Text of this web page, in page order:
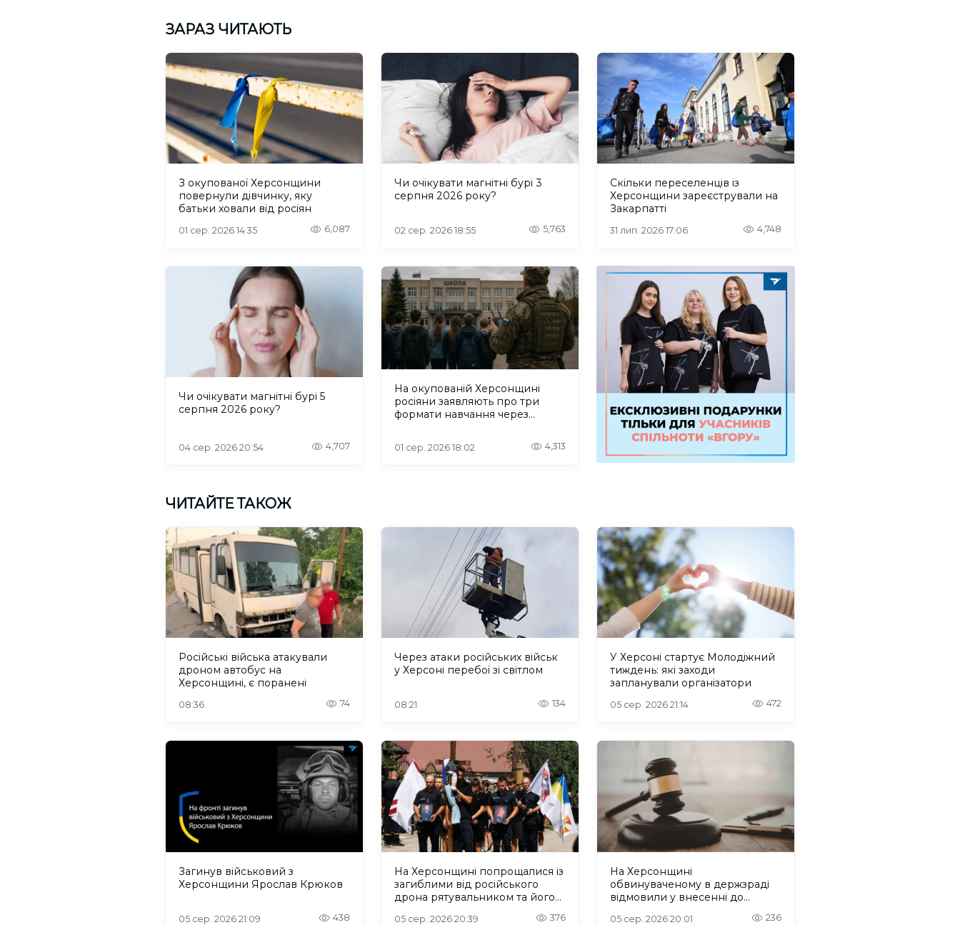
ЗАРАЗ ЧИТАЮТЬ
З окупованої Херсонщини
повернули дівчинку, яку
батьки ховали від росіян
01 сер. 2026 14:35 6,087
Чи очікувати магнітні бурі 3
серпня 2026 року?
02 сер. 2026 18:55 5,763
Скільки переселенців із
Херсонщини зареєстрували на
Закарпатті
31 лип. 2026 17:06 4,748
Чи очікувати магнітні бурі 5
серпня 2026 року?
04 сер. 2026 20:54 4,707
На окупованій Херсонщині
росіяни заявляють про три
формати навчання через
01 сер. 2026 18:02 4,313
ЧИТАЙТЕ ТАКОЖ
Російські війська атакували
дроном автобус на
Херсонщині, є поранені
08:36 74
Через атаки російських військ
у Херсоні перебої зі світлом
08:21 134
У Херсоні стартує Молодіжний
тиждень: які заходи
запланували організатори
05 сер. 2026 21:14 472
Загинув військовий з
Херсонщини Ярослав Крюков
05 сер. 2026 21:09 438
На Херсонщині попрощалися із
загиблими від російського
дрона рятувальником та його
05 сер. 2026 20:39 376
На Херсонщині
обвинуваченому в держзраді
відмовили у внесенні до
05 сер. 2026 20:01 236